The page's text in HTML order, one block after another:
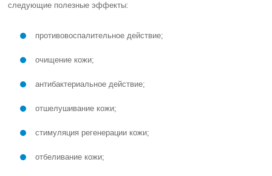
следующие полезные эффекты:
противовоспалительное действие;
очищение кожи;
антибактериальное действие;
отшелушивание кожи;
стимуляция регенерации кожи;
отбеливание кожи;